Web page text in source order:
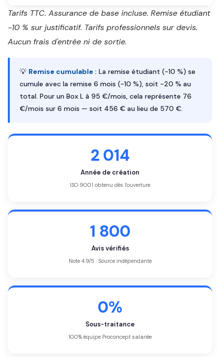
Tarifs TTC. Assurance de base incluse. Remise étudiant
-10 % sur justificatif. Tarifs professionnels sur devis.
Aucun frais d'entrée ni de sortie.
💡 Remise cumulable : La remise étudiant (-10 %) se
cumule avec la remise 6 mois (-10 %), soit -20 % au
total. Pour un Box L à 95 €/mois, cela représente 76
€/mois sur 6 mois — soit 456 € au lieu de 570 €.
2 014
Année de création
ISO 9001 obtenu dès l'ouverture
1 800
Avis vérifiés
Note 4.9/5 · Source indépendante
0%
Sous-traitance
100% équipe Proconcept salariée